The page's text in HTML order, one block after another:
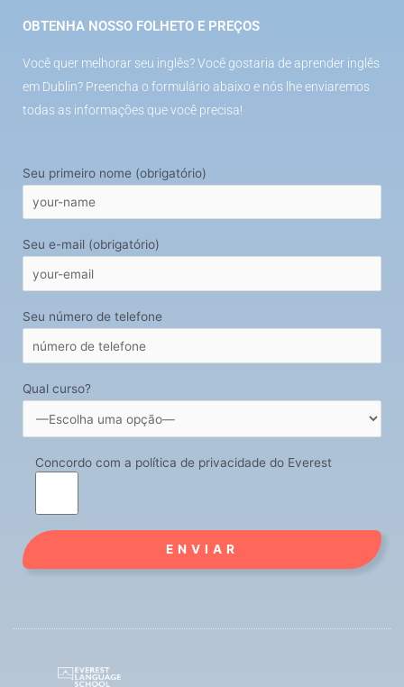
OBTENHA NOSSO FOLHETO E PREÇOS
Você quer melhorar seu inglês? Você gostaria de aprender inglês
em Dublin? Preencha o formulário abaixo e nós lhe enviaremos
todas as informações que você precisa!
Seu primeiro nome (obrigatório)
Seu e-mail (obrigatório)
Seu número de telefone
Qual curso?
Concordo com a política de privacidade do Everest